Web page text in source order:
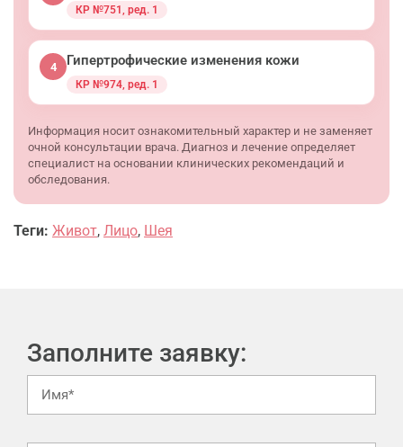
КР №751, ред. 1
4 Гипертрофические изменения кожи
КР №974, ред. 1
Информация носит ознакомительный характер и не заменяет
очной консультации врача. Диагноз и лечение определяет
специалист на основании клинических рекомендаций и
обследования.
Теги: Живот, Лицо, Шея
Заполните заявку: